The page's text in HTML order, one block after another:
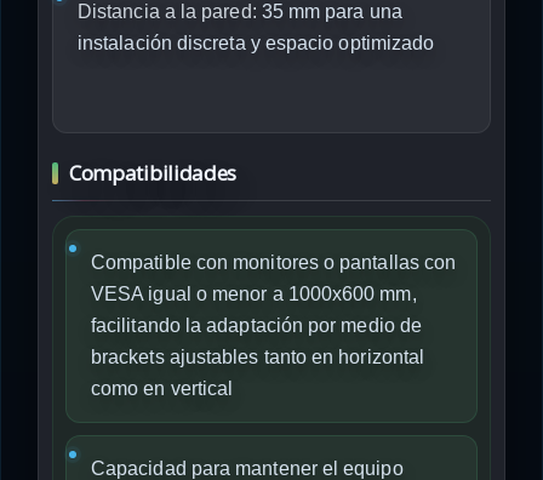
Distancia a la pared: 35 mm para una
instalación discreta y espacio optimizado
Compatibilidades
Compatible con monitores o pantallas con
VESA igual o menor a 1000x600 mm,
facilitando la adaptación por medio de
brackets ajustables tanto en horizontal
como en vertical
Capacidad para mantener el equipo